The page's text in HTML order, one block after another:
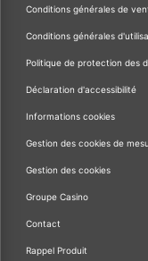
Conditions générales de
Conditions générales
Politique de protection des
Déclaration d'accessibilité
Informations cookies
Gestion des cookies de
Gestion des cookies
Groupe Casino
Contact
Rappel Produit